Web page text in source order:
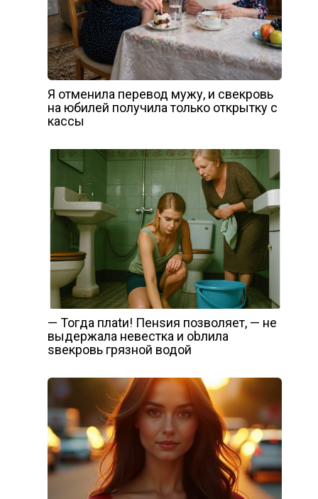
Я отменила перевод мужу, и свекровь
на юбилей получила только открытку с
кассы
— Тогда плаtи! Пенsия позволяет, — не
выдержала невестка и оbлила
sвекровь грязной водой